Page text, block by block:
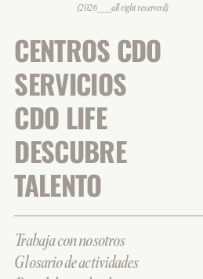
(2026___all right reserverd)
CENTROS CDO
SERVICIOS
CDO LIFE
DESCUBRE
TALENTO
Trabaja con nosotros
Glosario de actividades